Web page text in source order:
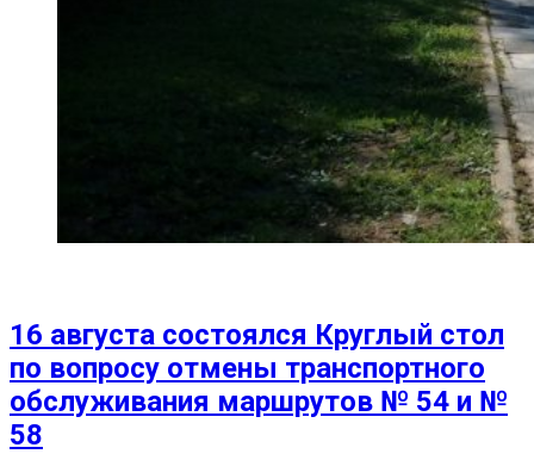
16 августа состоялся Круглый стол
по вопросу отмены транспортного
обслуживания маршрутов № 54 и №
58